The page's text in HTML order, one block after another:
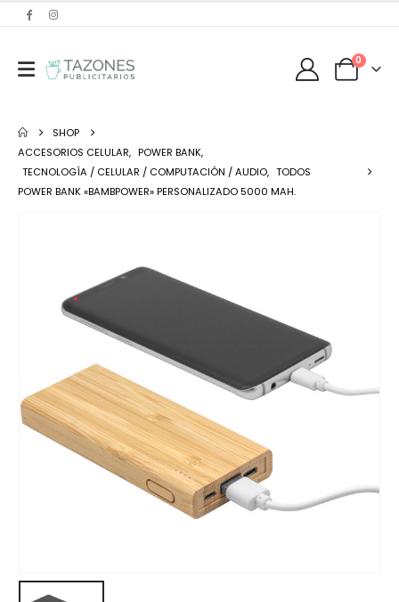
0
SHOP
ACCESORIOS CELULAR, POWER BANK,
TECNOLOGÍA / CELULAR / COMPUTACIÓN / AUDIO, TODOS
POWER BANK «BAMBPOWER» PERSONALIZADO 5000 MAH.